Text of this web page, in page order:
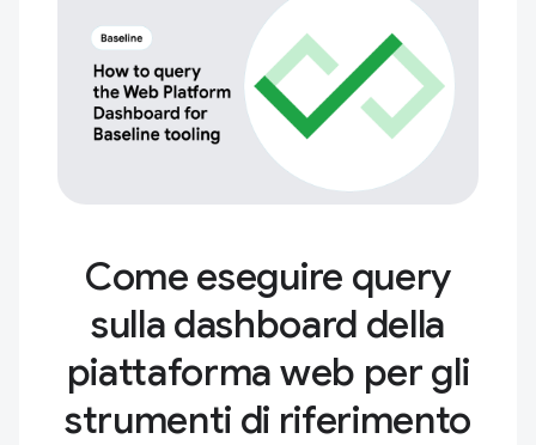
Come eseguire query
sulla dashboard della
piattaforma web per gli
strumenti di riferimento